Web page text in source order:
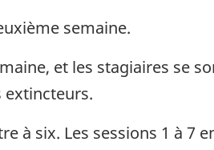
semaine.
et les stagiaires se
extincteurs.
à six. Les sessions 1 à 7